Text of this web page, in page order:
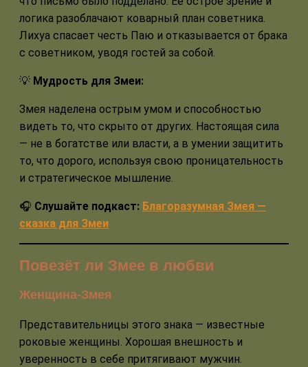
логика разоблачают коварный план советника.
Лихуа спасает честь Паю и отказывается от брака
с советником, уводя гостей за собой.
💡 Мудрость для Змеи:
Змея наделена острым умом и способностью
видеть то, что скрыто от других. Настоящая сила
— не в богатстве или власти, а в умении защитить
то, что дорого, используя свою проницательность
и стратегическое мышление.
🎧 Слушайте подкаст: Благоразумная Змея —
сказка для Змеи
Повезёт ли Змее в любви
Женщина-Змея
Представительницы этого знака — известные
роковые женщины. Хорошая внешность и
уверенность в себе притягивают мужчин.